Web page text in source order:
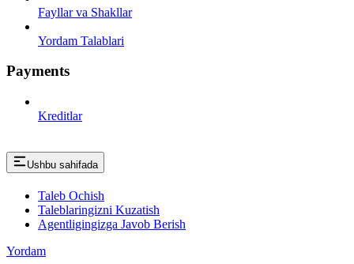
Fayllar va Shakllar
Yordam Talablari
Payments
Kreditlar
Ushbu sahifada
Taleb Ochish
Taleblaringizni Kuzatish
Agentligingizga Javob Berish
Yordam